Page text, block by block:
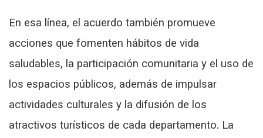
En esa línea, el acuerdo también promueve
acciones que fomenten hábitos de vida
saludables, la participación comunitaria y el uso de
los espacios públicos, además de impulsar
actividades culturales y la difusión de los
atractivos turísticos de cada departamento. La